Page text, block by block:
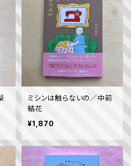
ミシンは触らないの／中前
結花
¥1,870